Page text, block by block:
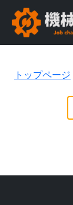
トップページ